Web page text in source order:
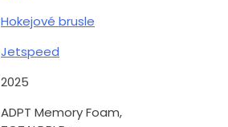
Hokejové brusle
Jetspeed
2025
ADPT Memory Foam,